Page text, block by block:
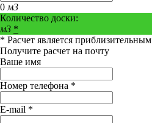
0 м3
Количество доски:
м3 *
* Расчет является приблизительным
Получите расчет на почту
Ваше имя
Номер телефона *
E-mail *